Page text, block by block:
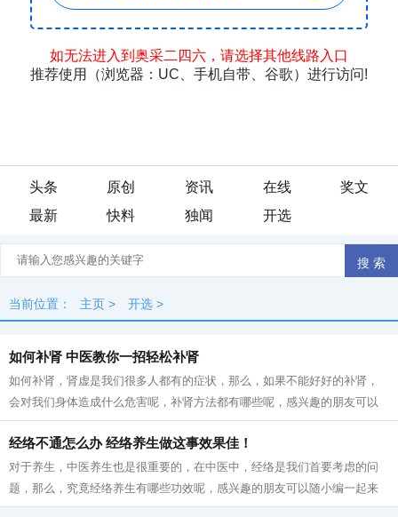
头条 原创 资讯 在线
奖文
最新
快料 独闻 开选
当前位置： 主页 > 开选 >
如何补肾 中医教你一招轻松补肾
如何补肾，肾虚是我们很多人都有的症状，那么，如果不能好好的补肾，
会对我们身体造成什么危害呢，补肾方法都有哪些呢，感兴趣的朋友可以
随小编一起来了解一下哦!! 如何补肾中...
经络不通怎么办 经络养生做这事效果佳！
对于养生，中医养生也是很重要的，在中医中，经络是我们首要考虑的问
题，那么，究竟经络养生有哪些功效呢，感兴趣的朋友可以随小编一起来
了解一下哦！！ 经络的重要性不言而喻...